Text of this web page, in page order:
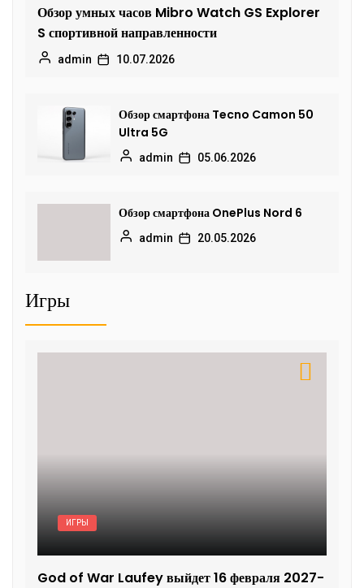
Обзор умных часов Mibro Watch GS Explorer
S спортивной направленности
admin 10.07.2026
Обзор смартфона Tecno Camon 50
Ultra 5G
admin 05.06.2026
Обзор смартфона OnePlus Nord 6
admin 20.05.2026
Игры
ИГРЫ
God of War Laufey выйдет 16 февраля 2027-